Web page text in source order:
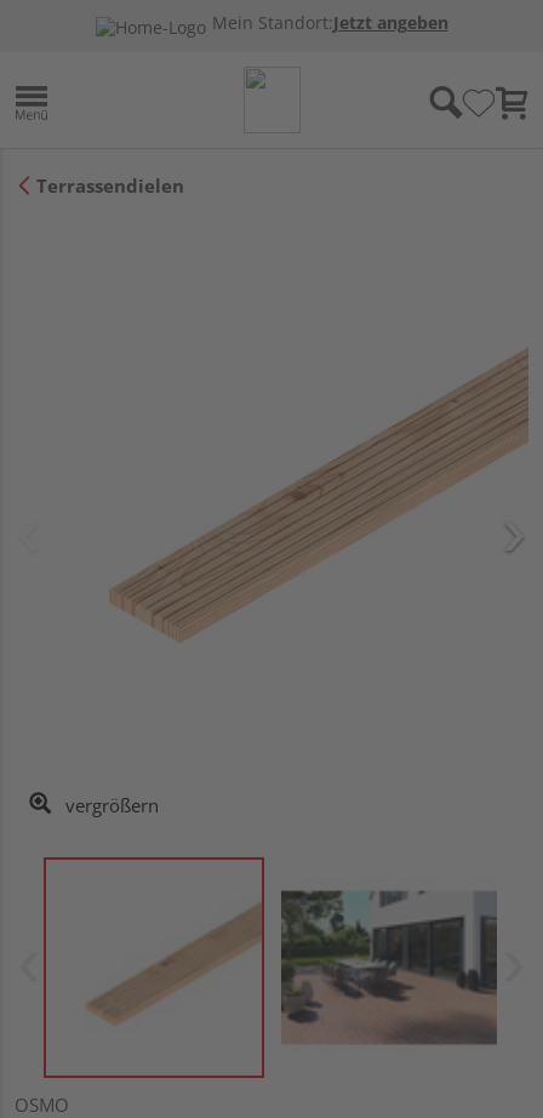
Mein Standort:Jetzt angeben
Terrassendielen
vergrößern
OSMO